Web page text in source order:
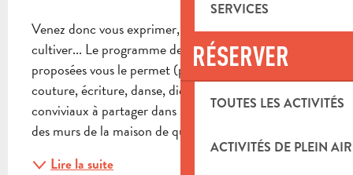
SERVICES
RÉSERVER
TOUTES LES ACTIVITÉS
ACTIVITÉS DE PLEIN AIR
Venez donc vous exprimer, créer, bouger, vous
cultiver... Le programme des activités qui vous sont
proposées vous le permet (peinture, journalisme,
couture, écriture, danse, diététique...). Des moments
conviviaux à partager dans les murs mais aussi hors
des murs de la maison de quartier du...
Lire la suite